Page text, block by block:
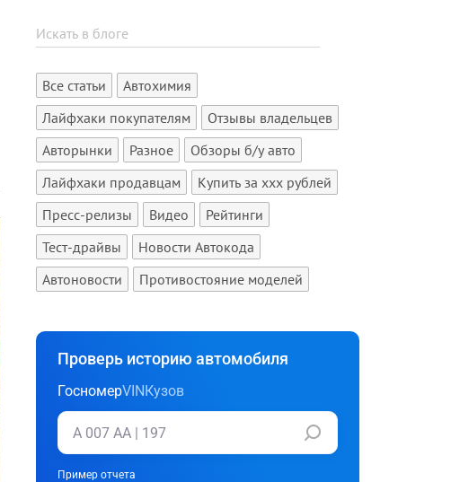
Все статьи
Автохимия
Лайфхаки покупателям
Отзывы владельцев
Авторынки
Разное
Обзоры б/у авто
Лайфхаки продавцам
Купить за xxx рублей
Пресс-релизы
Видео
Рейтинги
Тест-драйвы
Новости Автокода
Автоновости
Противостояние моделей
Проверь историю автомобиля
ГосномерVINКузов
Пример отчета